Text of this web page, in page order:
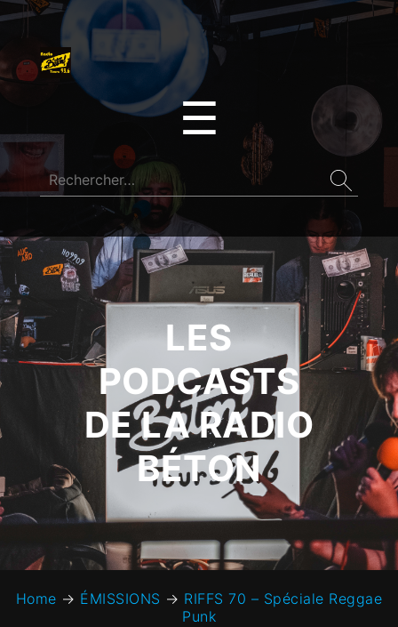
☰
LES
PODCASTS
DE LA RADIO
BÉTON
Home → ÉMISSIONS → RIFFS 70 – Spéciale Reggae
Punk